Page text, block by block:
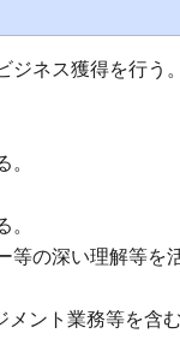
ネス獲得を行う。
。
。
等の深い理解等を
ント業務等を含む